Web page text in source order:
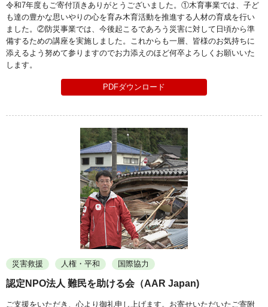
令和7年度もご寄付頂きありがとうございました。①木育事業では、子ど
も達の豊かな思いやりの心を育み木育活動を推進する人材の育成を行い
ました。②防災事業では、今後起こるであろう災害に対して日頃から準
備するための講座を実施しました。これからも一層、皆様のお気持ちに
添えるよう努めて参りますのでお力添えのほど何卒よろしくお願いいた
します。
PDFダウンロード
災害救援 人権・平和 国際協力
認定NPO法人 難民を助ける会（AAR Japan)
ご支援をいただき、心より御礼申し上げます。お寄せいただいたご寄附